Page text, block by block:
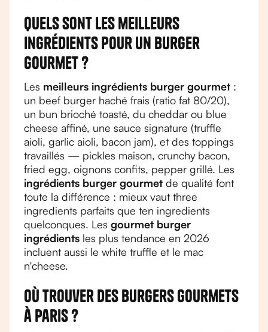
Quels sont les meilleurs
ingrédients pour un burger
gourmet ?
Les meilleurs ingrédients burger gourmet :
un beef burger haché frais (ratio fat 80/20),
un bun brioché toasté, du cheddar ou blue
cheese affiné, une sauce signature (truffle
aioli, garlic aioli, bacon jam), et des toppings
travaillés — pickles maison, crunchy bacon,
fried egg, oignons confits, pepper grillé. Les
ingrédients burger gourmet de qualité font
toute la différence : mieux vaut three
ingredients parfaits que ten ingredients
quelconques. Les gourmet burger
ingrédients les plus tendance en 2026
incluent aussi le white truffle et le mac
n'cheese.
Où trouver des burgers gourmets
à Paris ?